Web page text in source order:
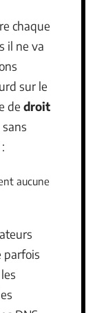
chaque
il ne va
sur le
de droit
aucune
parfois